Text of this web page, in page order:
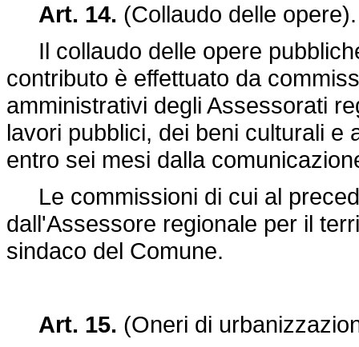
Art. 14. (Collaudo delle opere).
Il collaudo delle opere
contributo è effettuato da
amministrativi degli Assessorati
lavori pubblici, dei beni culturali e
entro sei mesi dalla
Le commissioni di cui al
dall'Assessore regionale per il
sindaco del Comune.
Art. 15. (Oneri di